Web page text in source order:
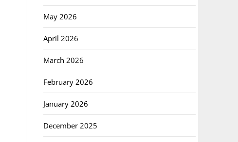
May 2026
April 2026
March 2026
February 2026
January 2026
December 2025